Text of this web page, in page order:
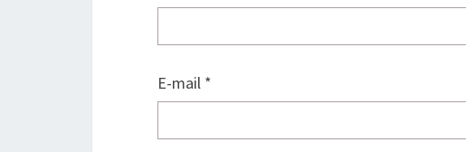
E-mail *